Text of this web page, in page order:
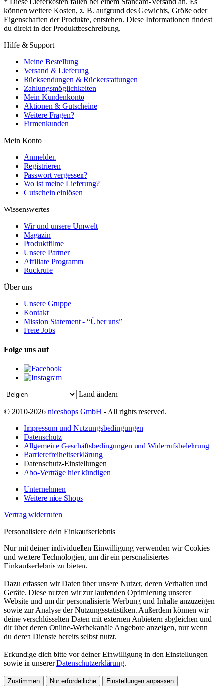
können weitere Kosten, z. B. aufgrund des Gewichts, Größe oder
Eigenschaften der Produkte, entstehen. Diese Informationen findest
du direkt in der Produktbeschreibung.
Hilfe & Support
Meine Bestellung
Versand & Lieferung
Rücksendungen & Rückerstattungen
Zahlungsmöglichkeiten
Mein Kundenkonto
Aktionen & Gutscheine
Weitere Fragen?
Firmenkunden
Mein Konto
Anmelden
Registrieren
Passwort vergessen?
Wo ist meine Lieferung?
Gutschein einlösen
Wissenswertes
Wir und unsere Umwelt
Magazin
Produktfilme
Unsere Partner
Affiliate Programm
Rückrufe
Über uns
Unsere Gruppe
Kontakt
Mission Statement - “Über uns”
Freie Jobs
Folge uns auf
Land ändern
© 2010-2026 niceshops GmbH - All rights reserved.
Impressum und Nutzungsbedingungen
Datenschutz
Allgemeine Geschäftsbedingungen und Widerrufsbelehrung
Barrierefreiheitserklärung
Datenschutz-Einstellungen
Abo-Verträge hier kündigen
Unternehmen
Weitere nice Shops
Vertrag widerrufen
Personalisiere dein Einkaufserlebnis
Nur mit deiner individuellen Einwilligung verwenden wir Cookies
und weitere Technologien, um dir ein personalisiertes
Einkaufserlebnis zu bieten.
Dazu erfassen wir Daten über unsere Nutzer, deren Verhalten und
Geräte. Diese nutzen wir zur laufenden Optimierung unserer
Website und um dir personalisierte Werbung und Inhalte anzuzeigen
sowie zur Analyse der Nutzungsstatistiken. Außerdem können wir
deine verschlüsselten Daten mit externen Anbietern abgleichen und
dir über deren Online-Werbekanäle Angebote anzeigen, nur wenn
du deren Dienste bereits selbst nutzt.
Erkundige dich bitte vor deiner Einwilligung in den Einstellungen
sowie in unsererDatenschutzerklärung.
Zustimmen Nur erforderliche Einstellungen anpassen